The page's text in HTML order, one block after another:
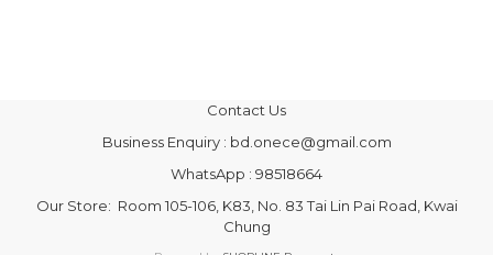
Contact Us
Business Enquiry : bd.onece@gmail.com
WhatsApp : 98518664
Our Store: Room 105-106, K83, No. 83 Tai Lin Pai Road, Kwai
Chung